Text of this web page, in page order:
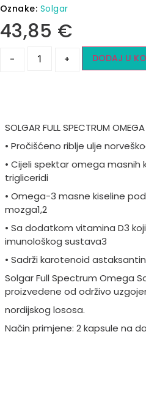
Oznake: Solgar
43,85 €
- + DODAJ U
SOLGAR FULL SPECTRUM
• Pročišćeno riblje ulje
• Cijeli spektar omega masnih
trigliceridi
• Omega-3 masne kiseline
mozga1,2
• Sa dodatkom vitamina D3
imunološkog sustava3
• Sadrži karotenoid astaksantin
Solgar Full Spectrum Omega
proizvedene od održivo
nordijskog lososa.
Način primjene: 2 kapsule na